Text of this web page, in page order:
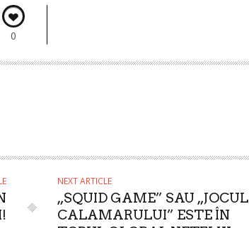
0
NEXT ARTICLE
„SQUID GAME” SAU „JOCUL
CALAMARULUI” ESTE ÎN